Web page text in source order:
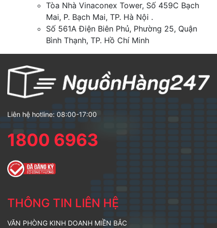
Tòa Nhà Vinaconex Tower, Số 459C Bạch
Mai, P. Bạch Mai, TP. Hà Nội .
Số 561A Điện Biên Phủ, Phường 25, Quận
Bình Thạnh, TP. Hồ Chí Minh
Liên hệ hotline: 08:00-17:00
1800 6963
THÔNG TIN LIÊN HỆ
VĂN PHÒNG KINH DOANH MIỀN BẮC